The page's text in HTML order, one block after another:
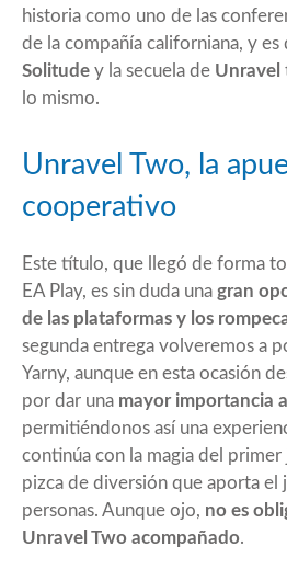
historia como uno de las
de la compañía californiana, y es
Solitude y la secuela de Unravel
lo mismo.
Unravel Two, la
cooperativo
Este título, que llegó de forma
EA Play, es sin duda una gran
de las plataformas y los
segunda entrega volveremos a
Yarny, aunque en esta ocasión
por dar una mayor importancia
permitiéndonos así una
continúa con la magia del primer
pizca de diversión que aporta el
personas. Aunque ojo, no es
Unravel Two acompañado.